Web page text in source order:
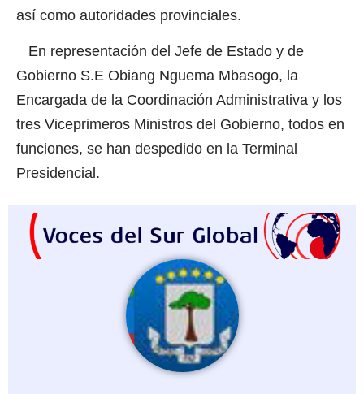
así como autoridades provinciales.
En representación del Jefe de Estado y de
Gobierno S.E Obiang Nguema Mbasogo, la
Encargada de la Coordinación Administrativa y los
tres Viceprimeros Ministros del Gobierno, todos en
funciones, se han despedido en la Terminal
Presidencial.